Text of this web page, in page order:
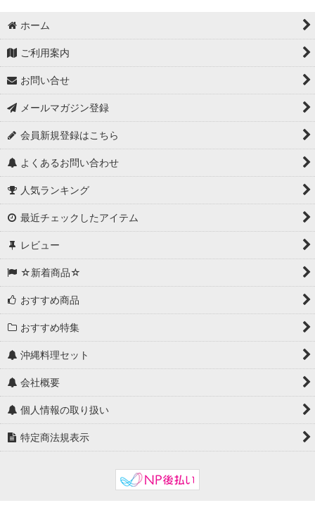
ホーム
ご利用案内
お問い合せ
メールマガジン登録
会員新規登録はこちら
よくあるお問い合わせ
人気ランキング
最近チェックしたアイテム
レビュー
☆新着商品☆
おすすめ商品
おすすめ特集
沖縄料理セット
会社概要
個人情報の取り扱い
特定商法規表示